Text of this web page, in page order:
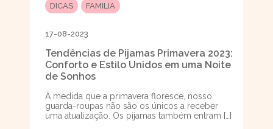
DICAS FAMILIA
17-08-2023
Tendências de Pijamas Primavera 2023:
Conforto e Estilo Unidos em uma Noite
de Sonhos
À medida que a primavera floresce, nosso
guarda-roupas não são os únicos a receber
uma atualização. Os pijamas também entram […]